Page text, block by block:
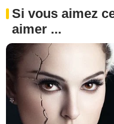
Si vous aimez
aimer ...